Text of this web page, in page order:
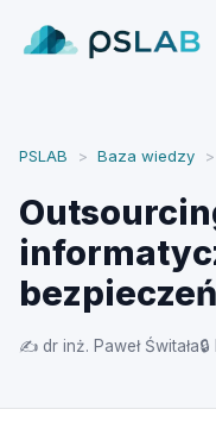
PSLAB > Baza wiedzy >
✍ dr inż. Paweł Świtała